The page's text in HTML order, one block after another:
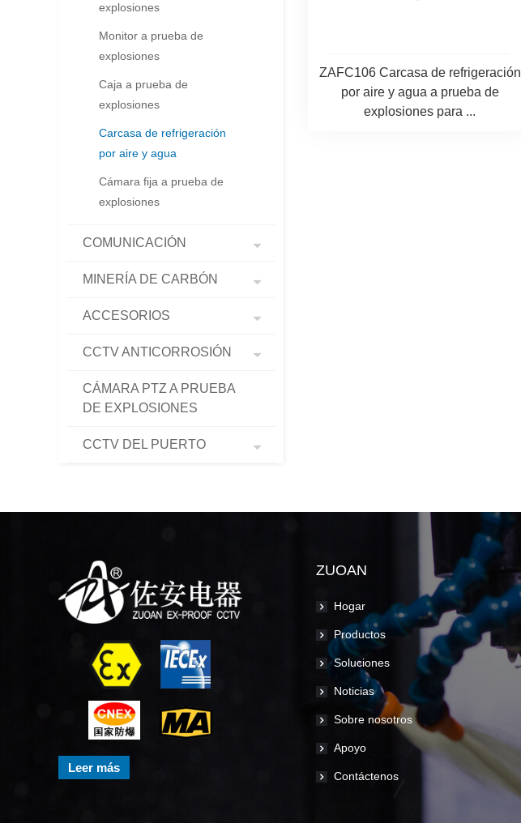
explosiones
Monitor a prueba de
explosiones
Caja a prueba de
explosiones
Carcasa de refrigeración
por aire y agua
Cámara fija a prueba de
explosiones
COMUNICACIÓN
MINERÍA DE CARBÓN
ACCESORIOS
CCTV ANTICORROSIÓN
CÁMARA PTZ A PRUEBA
DE EXPLOSIONES
CCTV DEL PUERTO
ZAFC106 Carcasa de refrigeración
por aire y agua a prueba de
explosiones para ...
Leer más
ZUOAN
Hogar
Productos
Soluciones
Noticias
Sobre nosotros
Apoyo
Contáctenos